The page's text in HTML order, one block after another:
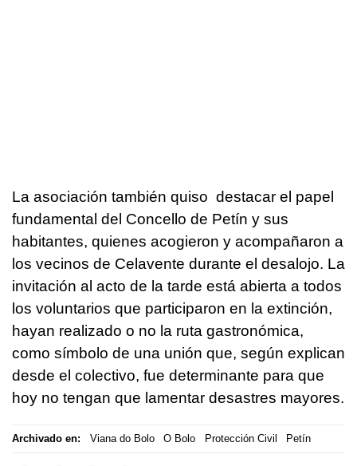
La asociación también quiso destacar el papel
fundamental del Concello de Petín y sus
habitantes, quienes acogieron y acompañaron a
los vecinos de Celavente durante el desalojo. La
invitación al acto de la tarde está abierta a todos
los voluntarios que participaron en la extinción,
hayan realizado o no la ruta gastronómica,
como símbolo de una unión que, según explican
desde el colectivo, fue determinante para que
hoy no tengan que lamentar desastres mayores.
Archivado en: Viana do Bolo O Bolo Protección Civil Petín